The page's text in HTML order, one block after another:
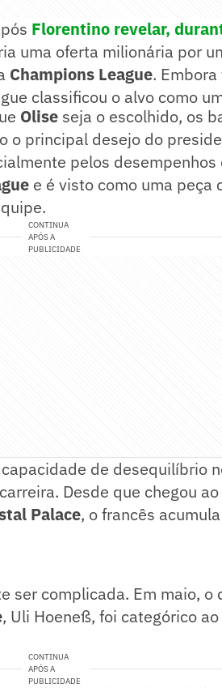
Florentino revelar,
uma oferta milionária por
Champions League.
classificou o alvo como
Olise seja o escolhido, os
o principal desejo do
pelos
e é visto como uma peça
CONTINUA
APÓS A
PUBLICIDADE
de desequilíbrio
Desde que chegou ao
Palace, o francês
ser complicada. Em maio, o
, Uli Hoeneß, foi categórico
CONTINUA
APÓS A
PUBLICIDADE